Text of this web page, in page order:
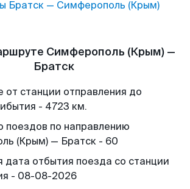
Братск — Симферополь (Крым)
Симферополь (Крым) —
Братск
от станции отправления до
- 4723 км.
поездов по направлению
(Крым) — Братск - 60
отбытия поезда со станции
- 08-08-2026